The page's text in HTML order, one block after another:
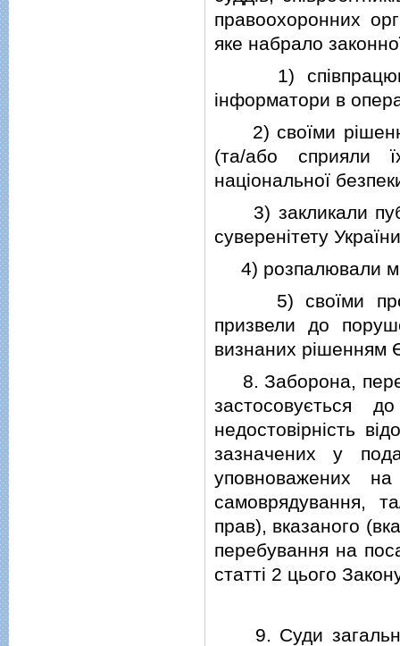
правоохоронних
яке набрало
1)
iнформатори в
2) своїми
(та/або сприяли
нацiональної
3) закликали
суверенiтету
4) розпалювали
5) своїми
призвели до
визнаних рiшенням
8. Заборона,
застосовується
недостовiрнiсть
зазначених у
уповноважених
самоврядування,
прав), вказаного
перебування на
статтi 2 цього
9. Суди